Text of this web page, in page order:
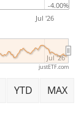
Jul '26
Jul '26
-4.00%
justETF.com
YTD MAX